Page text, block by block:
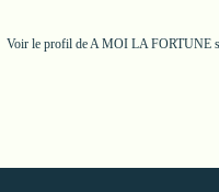
Voir le profil de A MOI LA FORTUNE